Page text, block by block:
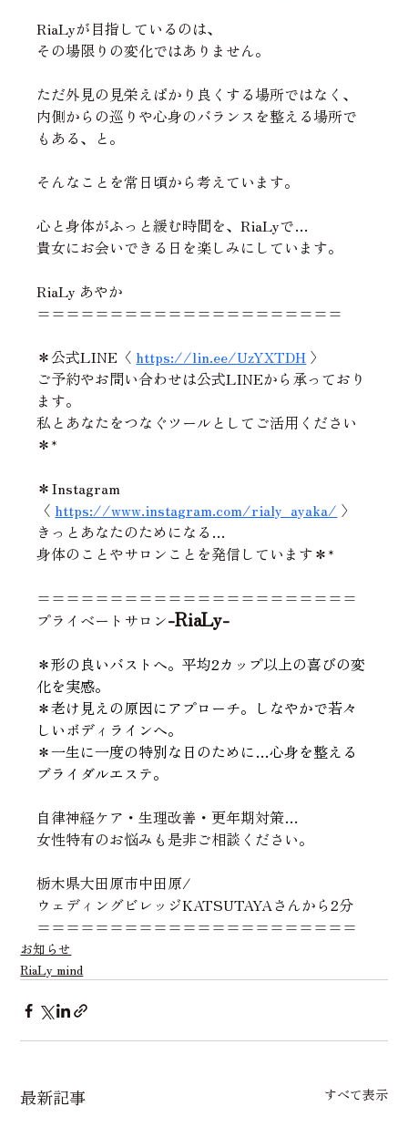
RiaLyが目指しているのは、
その場限りの変化ではありません。
ただ外見の見栄えばかり良くする場所ではなく、
内側からの巡りや心身のバランスを整える場所で
もある、と。
そんなことを常日頃から考えています。
心と身体がふっと緩む時間を、RiaLyで…
貴女にお会いできる日を楽しみにしています。
RiaLy あやか
=====================
＊公式LINE〈 https://lin.ee/UzYXTDH 〉
ご予約やお問い合わせは公式LINEから承っており
ます。
私とあなたをつなぐツールとしてご活用ください
＊*
＊Instagram
〈 https://www.instagram.com/rialy_ayaka/ 〉
きっとあなたのためになる…
身体のことやサロンことを発信しています＊*
======================
プライベートサロン-RiaLy-
＊形の良いバストへ。平均2カップ以上の喜びの変
化を実感。
＊老け見えの原因にアプローチ。しなやかで若々
しいボディラインへ。
＊一生に一度の特別な日のために…心身を整える
ブライダルエステ。
自律神経ケア・生理改善・更年期対策…
女性特有のお悩みも是非ご相談ください。
栃木県大田原市中田原/
ウェディングビレッジKATSUTAYAさんから2分
======================
お知らせ
RiaLy mind
最新記事 すべて表示